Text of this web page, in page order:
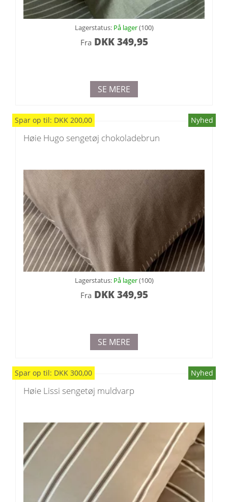
Lagerstatus: På lager(100)
Fra DKK349,95
SE MERE
Spar op til: DKK 200,00 Nyhed
Høie Hugo sengetøj chokoladebrun
Lagerstatus: På lager(100)
Fra DKK349,95
SE MERE
Spar op til: DKK 300,00 Nyhed
Høie Lissi sengetøj muldvarp